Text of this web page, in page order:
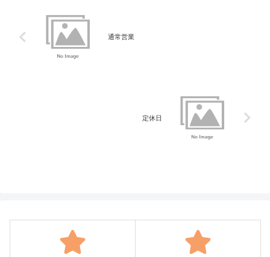
通常営業
定休日